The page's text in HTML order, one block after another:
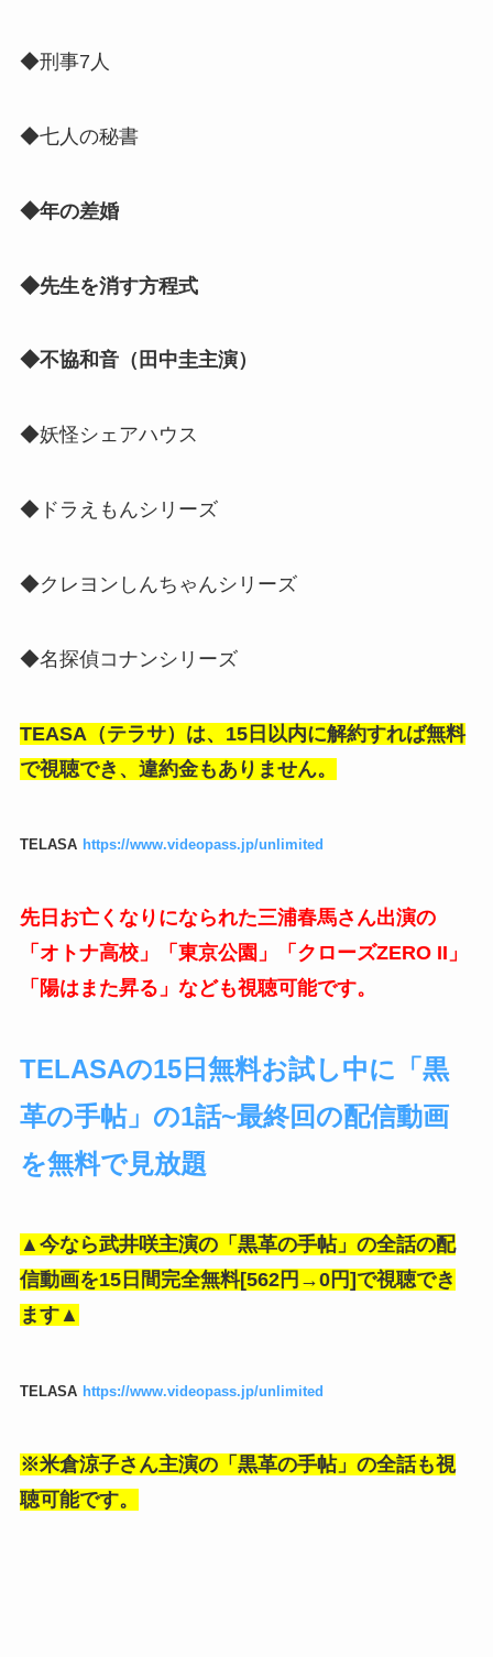
◆刑事7人
◆七人の秘書
◆年の差婚
◆先生を消す方程式
◆不協和音（田中圭主演）
◆妖怪シェアハウス
◆ドラえもんシリーズ
◆クレヨンしんちゃんシリーズ
◆名探偵コナンシリーズ
TEASA（テラサ）は、15日以内に解約すれば無料
で視聴でき、違約金もありません。
TELASA https://www.videopass.jp/unlimited
先日お亡くなりになられた三浦春馬さん出演の
「オトナ高校」「東京公園」「クローズZERO II」
「陽はまた昇る」なども視聴可能です。
TELASAの15日無料お試し中に「黒
革の手帖」の1話~最終回の配信動画
を無料で見放題
▲今なら武井咲主演の「黒革の手帖」の全話の配
信動画を15日間完全無料[562円→0円]で視聴でき
ます▲
TELASA https://www.videopass.jp/unlimited
※米倉涼子さん主演の「黒革の手帖」の全話も視
聴可能です。